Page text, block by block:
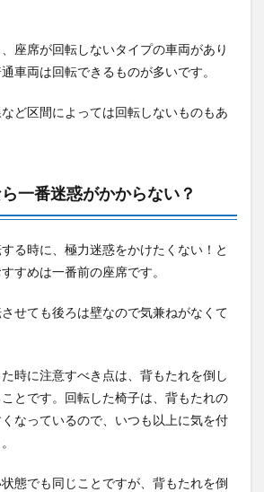
座席が回転しないタイプの車両があり
車両は回転できるものが多いです。
ど区間によっては回転しないものもあ
一番迷惑がかからない？
る時に、極力迷惑をかけたくない！と
すめは一番前の座席です。
せても後ろは壁なので気兼ねがなくて
時に注意すべき点は、背もたれを倒し
とです。回転した椅子は、背もたれの
なっているので、いつも以上に気を付
態でも同じことですが、背もたれを倒